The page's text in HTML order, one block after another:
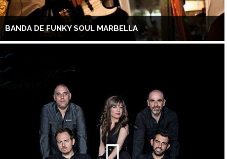
BANDA DE FUNKY SOUL MARBELLA